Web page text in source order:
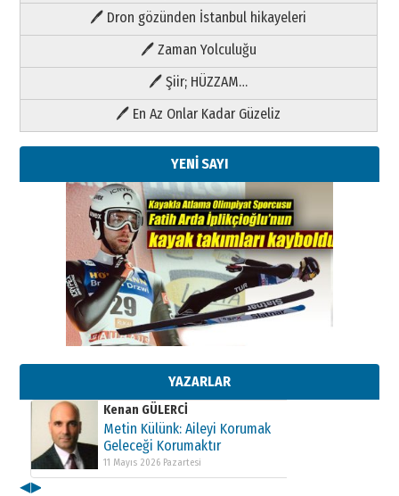
🖊 Dron gözünden İstanbul hikayeleri
🖊 Zaman Yolculuğu
🖊 Şiir; HÜZZAM…
🖊 En Az Onlar Kadar Güzeliz
YENİ SAYI
YAZARLAR
Kenan GÜLERCİ
Metin Külünk: Aileyi Korumak
11 Mayıs 2026 Pazartesi
Kenan GÜLERCİ
Metin Külünk: Aileyi Korumak
Geleceği Korumaktır
11 Mayıs 2026 Pazartesi
◀▶